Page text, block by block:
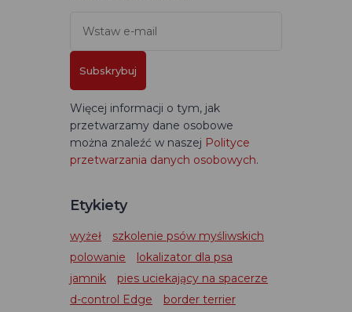
Subskrybuj
Więcej informacji o tym, jak
przetwarzamy dane osobowe
można znaleźć w naszej Polityce
przetwarzania danych osobowych.
Etykiety
wyżeł
szkolenie psów myśliwskich
polowanie
lokalizator dla psa
jamnik
pies uciekający na spacerze
d-control Edge
border terrier